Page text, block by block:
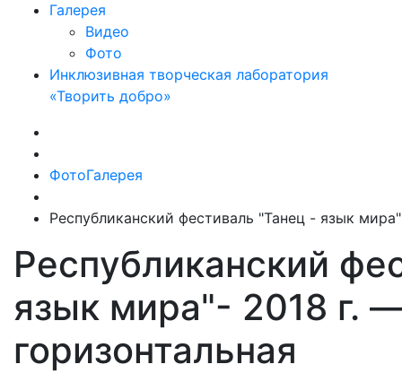
Галерея
Видео
Фото
Инклюзивная творческая лаборатория
«Творить добро»
ФотоГалерея
Республиканский фестиваль "Танец - язык
Республиканский
язык мира"- 2018 г.
горизонтальная